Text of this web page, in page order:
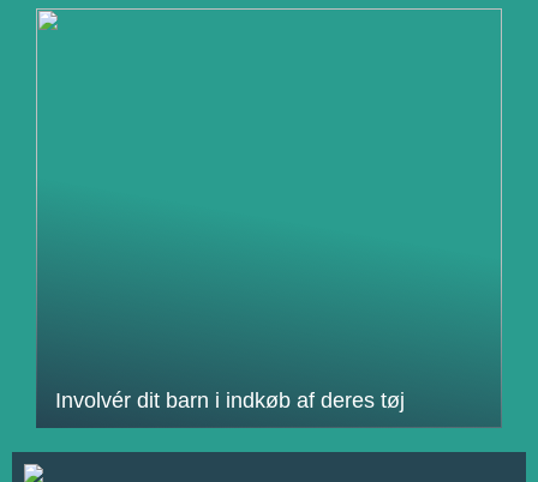
Involvér dit barn i indkøb af deres tøj